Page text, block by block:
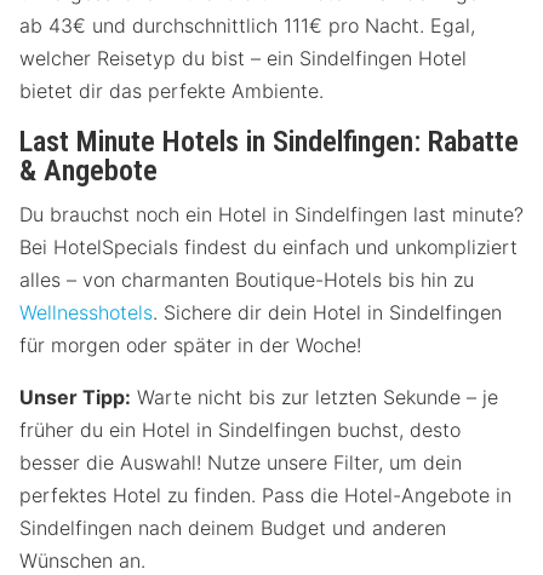
ab 43€ und durchschnittlich 111€ pro Nacht. Egal,
welcher Reisetyp du bist – ein Sindelfingen Hotel
bietet dir das perfekte Ambiente.
Last Minute Hotels in Sindelfingen: Rabatte
& Angebote
Du brauchst noch ein Hotel in Sindelfingen last minute?
Bei HotelSpecials findest du einfach und unkompliziert
alles – von charmanten Boutique-Hotels bis hin zu
Wellnesshotels. Sichere dir dein Hotel in Sindelfingen
für morgen oder später in der Woche!
Unser Tipp: Warte nicht bis zur letzten Sekunde – je
früher du ein Hotel in Sindelfingen buchst, desto
besser die Auswahl! Nutze unsere Filter, um dein
perfektes Hotel zu finden. Pass die Hotel-Angebote in
Sindelfingen nach deinem Budget und anderen
Wünschen an.